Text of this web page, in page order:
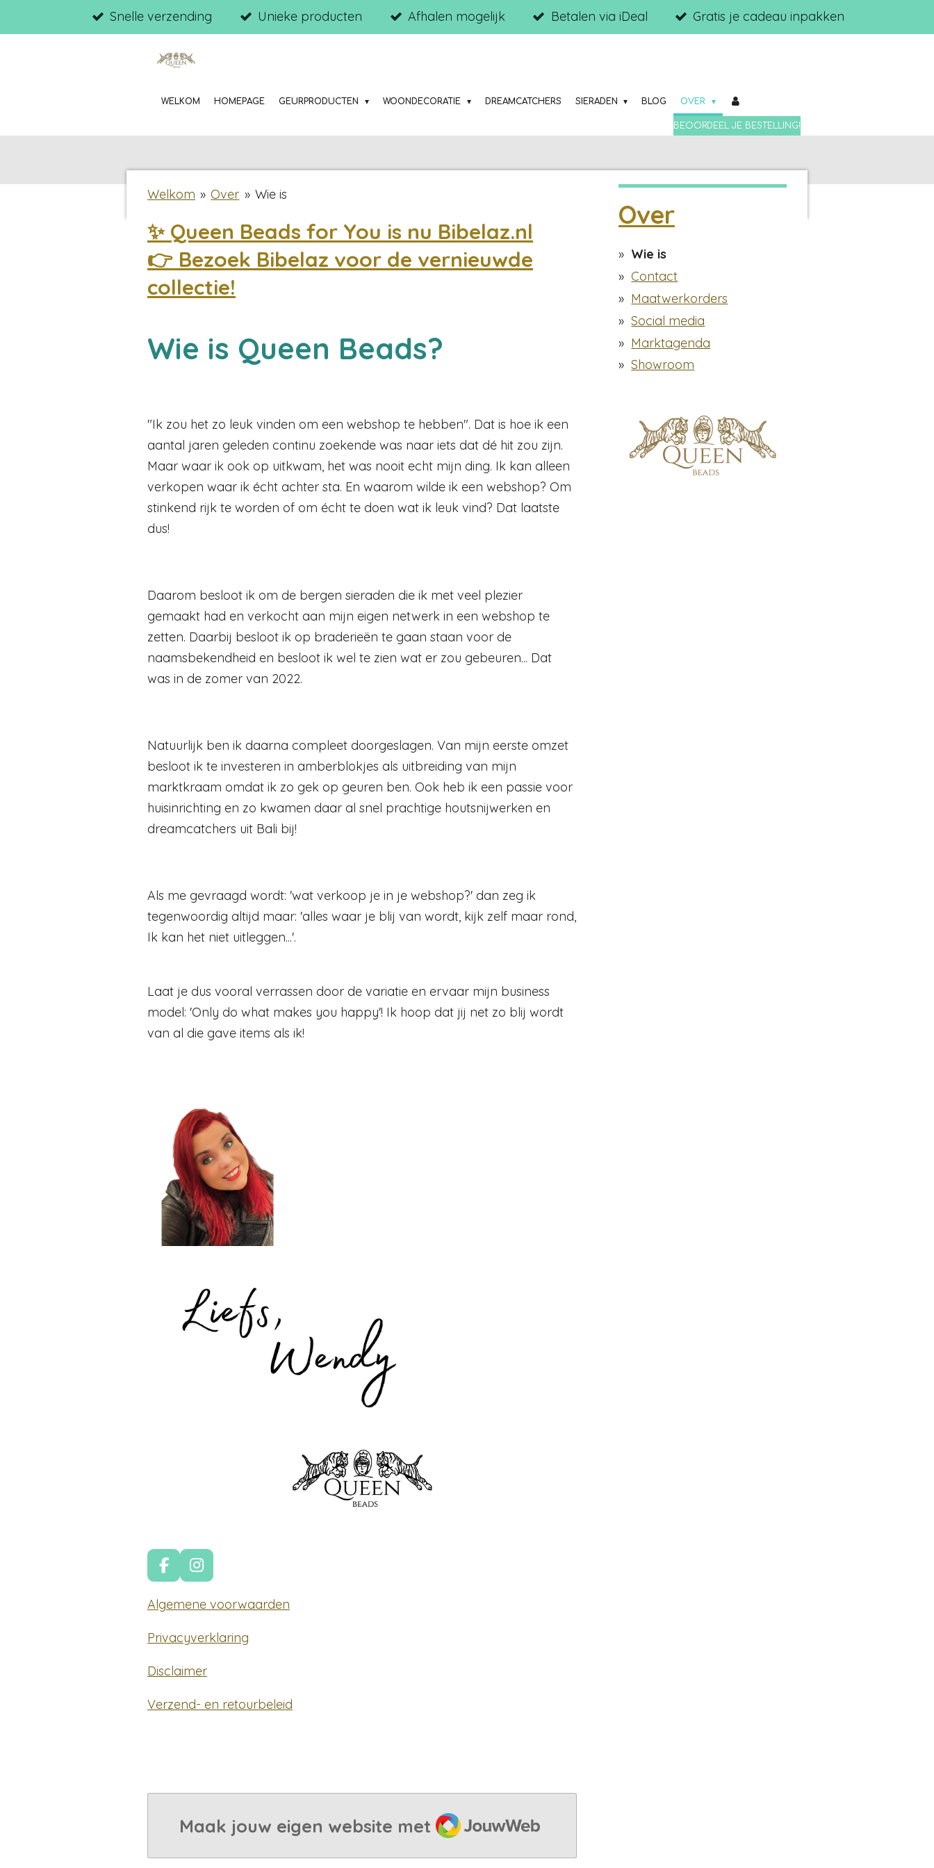
direct
Snelle verzending Unieke producten Afhalen mogelijk Betalen via iDeal Gratis je cadeau inpakken
WELKOM HOMEPAGE GEURPRODUCTEN WOONDECORATIE DREAMCATCHERS SIERADEN BLOG OVER
BEOORDEEL JE BESTELLING!
Welkom » Over » Wie is
✨ Queen Beads for You is nu Bibelaz.nl
👉 Bezoek Bibelaz voor de vernieuwde
collectie!
Wie is Queen Beads?
"Ik zou het zo leuk vinden om een webshop te hebben". Dat is hoe ik een
aantal jaren geleden continu zoekende was naar iets dat dé hit zou zijn.
Maar waar ik ook op uitkwam, het was nooit echt mijn ding. Ik kan alleen
verkopen waar ik écht achter sta. En waarom wilde ik een webshop? Om
stinkend rijk te worden of om écht te doen wat ik leuk vind? Dat laatste
dus!
Daarom besloot ik om de bergen sieraden die ik met veel plezier
gemaakt had en verkocht aan mijn eigen netwerk in een webshop te
zetten. Daarbij besloot ik op braderieën te gaan staan voor de
naamsbekendheid en besloot ik wel te zien wat er zou gebeuren... Dat
was in de zomer van 2022.
Natuurlijk ben ik daarna compleet doorgeslagen. Van mijn eerste omzet
besloot ik te investeren in amberblokjes als uitbreiding van mijn
marktkraam omdat ik zo gek op geuren ben. Ook heb ik een passie voor
huisinrichting en zo kwamen daar al snel prachtige houtsnijwerken en
dreamcatchers uit Bali bij!
Als me gevraagd wordt: 'wat verkoop je in je webshop?' dan zeg ik
tegenwoordig altijd maar: 'alles waar je blij van wordt, kijk zelf maar rond,
Ik kan het niet uitleggen...'.
Laat je dus vooral verrassen door de variatie en ervaar mijn business
model: 'Only do what makes you happy'! Ik hoop dat jij net zo blij wordt
van al die gave items als ik!
F
a
c
e
o
k
I
n
s
t
g
a
Algemene voorwaarden
Privacyverklaring
Disclaimer
Verzend- en retourbeleid
Maak jouw eigen website met JouwWeb
Over
Wie is
Contact
Maatwerkorders
Social media
Marktagenda
Showroom